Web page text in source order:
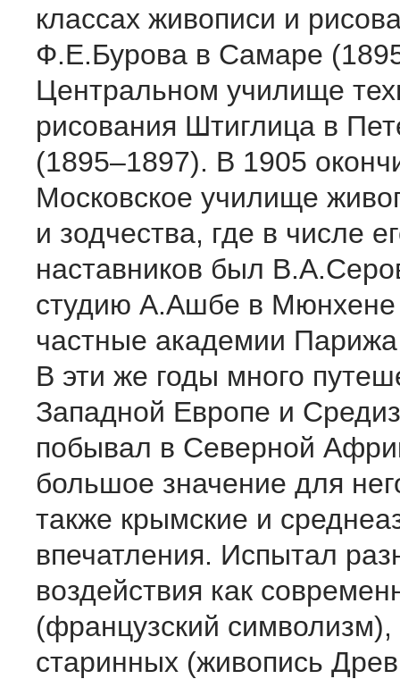
классах живописи и
Ф.Е.Бурова в Самаре
Центральном училище
рисования Штиглица в
(1895–1897). В 1905
Московское училище
и зодчества, где в числе
наставников был
студию А.Ашбе в Мюнхене
частные академии
В эти же годы много
Западной Европе и
побывал в Северной
большое значение для
также крымские и
впечатления. Испытал
воздействия как
(французский символизм),
старинных (живопись